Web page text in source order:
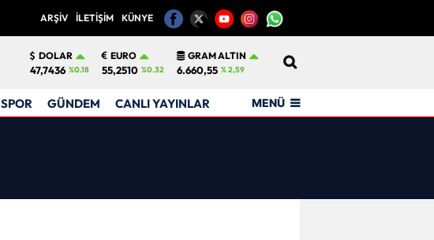
ARŞİV İLETİŞİM KÜNYE
DOLAR
47,7436 %0.18
EURO
55,2510 %0.32
GRAM ALTIN
6.660,55 % 2,59
SPOR GÜNDEM CANLI YAYINLAR MENÜ